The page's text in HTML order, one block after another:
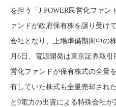
を担う「J-POWER民営化ファ
ァンドが政府保有株を譲り受け
会社となり、上場準備期間中の
月6日、電源開発は東京証券取引
営化ファンドが保有株式の全量
有していた株式も全量売却され
と9電力の出資による特殊会社が